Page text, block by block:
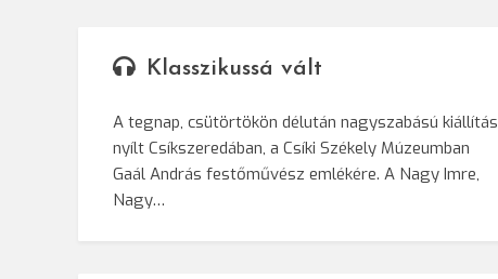
Klasszikussá vált
A tegnap, csütörtökön délután nagyszabású kiállítás
nyílt Csíkszeredában, a Csíki Székely Múzeumban
Gaál András festőművész emlékére. A Nagy Imre,
Nagy…